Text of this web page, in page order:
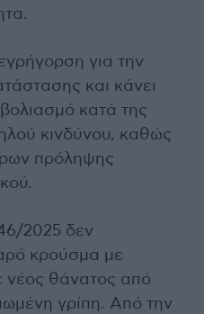
για την
και κάνει
κατά της
κινδύνου, καθώς
πρόληψης
2025 δεν
κρούσμα με
νέος θάνατος από
γρίπη. Από την